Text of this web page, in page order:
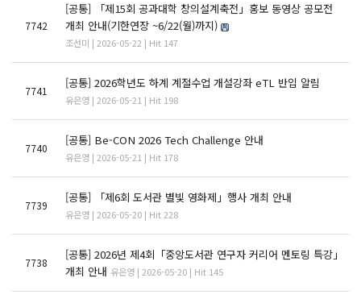
7742
[공통]
「제15회 공과대학 창의설계축전」홍보 동영상 공모전
개최 안내(기한연장 ~6/22(월)까지)
조선미 | 2026-05-22 | Hit 147
7741
[공통] 2026학년도 하계 계절수업 개설강좌 eTL 반입 알림
유은영 | 2026-05-21 | Hit 198
7740
[공통] Be-CON 2026 Tech Challenge 안내
유은영 | 2026-05-21 | Hit 178
7739
[공통] 「제6회 도서관 별빛 영화제」행사 개최 안내
유은영 | 2026-05-20 | Hit 228
7738
[공통] 2026년 제4회「중앙도서관 연구자 커리어 멘토링 특강」
개최 안내 유은영 | 2026-05-20 | Hit 145